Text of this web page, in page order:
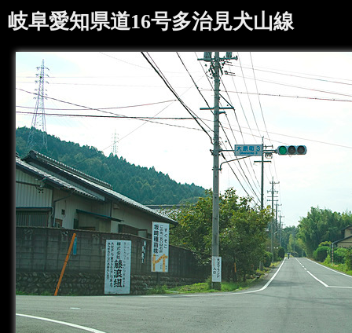
岐阜愛知県道16号多治見犬山線